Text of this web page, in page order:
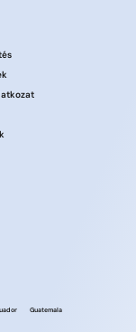
Guatemala